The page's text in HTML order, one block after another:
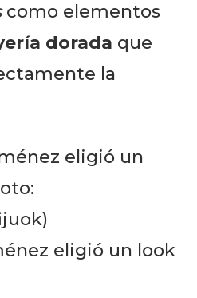
como elementos
dorada que
la
eligió un look